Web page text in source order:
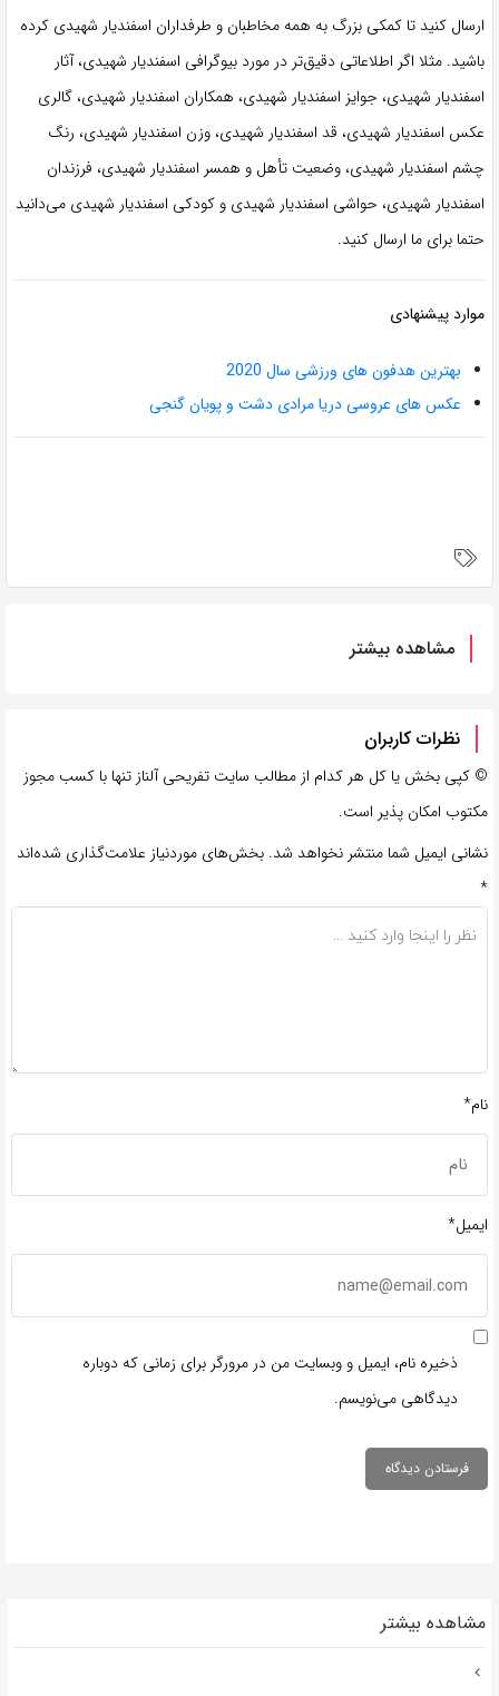
ارسال کنید تا کمکی بزرگ به همه مخاطبان و طرفداران اسفندیار شهیدی کرده
باشید. مثلا اگر اطلاعاتی دقیق‌تر در مورد بیوگرافی اسفندیار شهیدی، آثار
اسفندیار شهیدی، جوایز اسفندیار شهیدی، همکاران اسفندیار شهیدی، گالری
عکس اسفندیار شهیدی، قد اسفندیار شهیدی، وزن اسفندیار شهیدی، رنگ
چشم اسفندیار شهیدی، وضعیت تأهل و همسر اسفندیار شهیدی، فرزندان
اسفندیار شهیدی، حواشی اسفندیار شهیدی و کودکی اسفندیار شهیدی می‌دانید
حتما برای ما ارسال کنید.
موارد پیشنهادی
بهترین هدفون های ورزشی سال 2020
عکس های عروسی دریا مرادی دشت و پویان گنجی
مشاهده بیشتر
نظرات کاربران
© کپی بخش یا کل هر کدام از مطالب سایت تفریحی آلناز تنها با کسب مجوز
مکتوب امکان پذیر است.
نشانی ایمیل شما منتشر نخواهد شد. بخش‌های موردنیاز علامت‌گذاری شده‌اند
*
نام*
ایمیل*
ذخیره نام، ایمیل و وبسایت من در مرورگر برای زمانی که دوباره
دیدگاهی می‌نویسم.
مشاهده بیشتر